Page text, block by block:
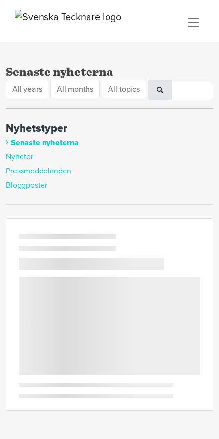
Senaste nyheterna
All years All months All topics
Nyhetstyper
Senaste nyheterna
Nyheter
Pressmeddelanden
Bloggposter